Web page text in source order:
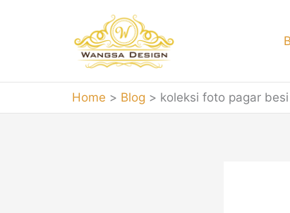
Home Blog koleksi foto pagar